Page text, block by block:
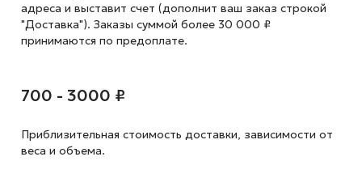
адреса и выставит счет (дополнит ваш заказ строкой
"Доставка"). Заказы суммой более 30 000 ₽
принимаются по предоплате.
700 - 3000 ₽
Приблизительная стоимость доставки, зависимости от
веса и объема.